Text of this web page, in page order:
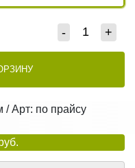
- +
/ Арт: по прайсу